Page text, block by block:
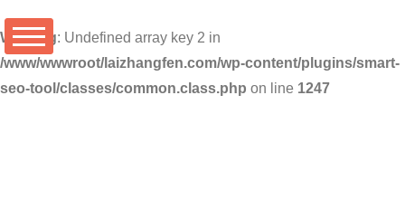
Warning: Undefined array key 2 in
/www/wwwroot/laizhangfen.com/wp-content/plugins/smart-
seo-tool/classes/common.class.php on line 1247